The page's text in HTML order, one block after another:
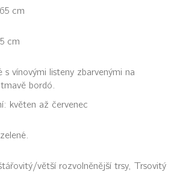
cm
cm
s vínovými listeny zbarvenými na
bordó.
květen až červenec
větší rozvolněnější trsy, Trsovitý